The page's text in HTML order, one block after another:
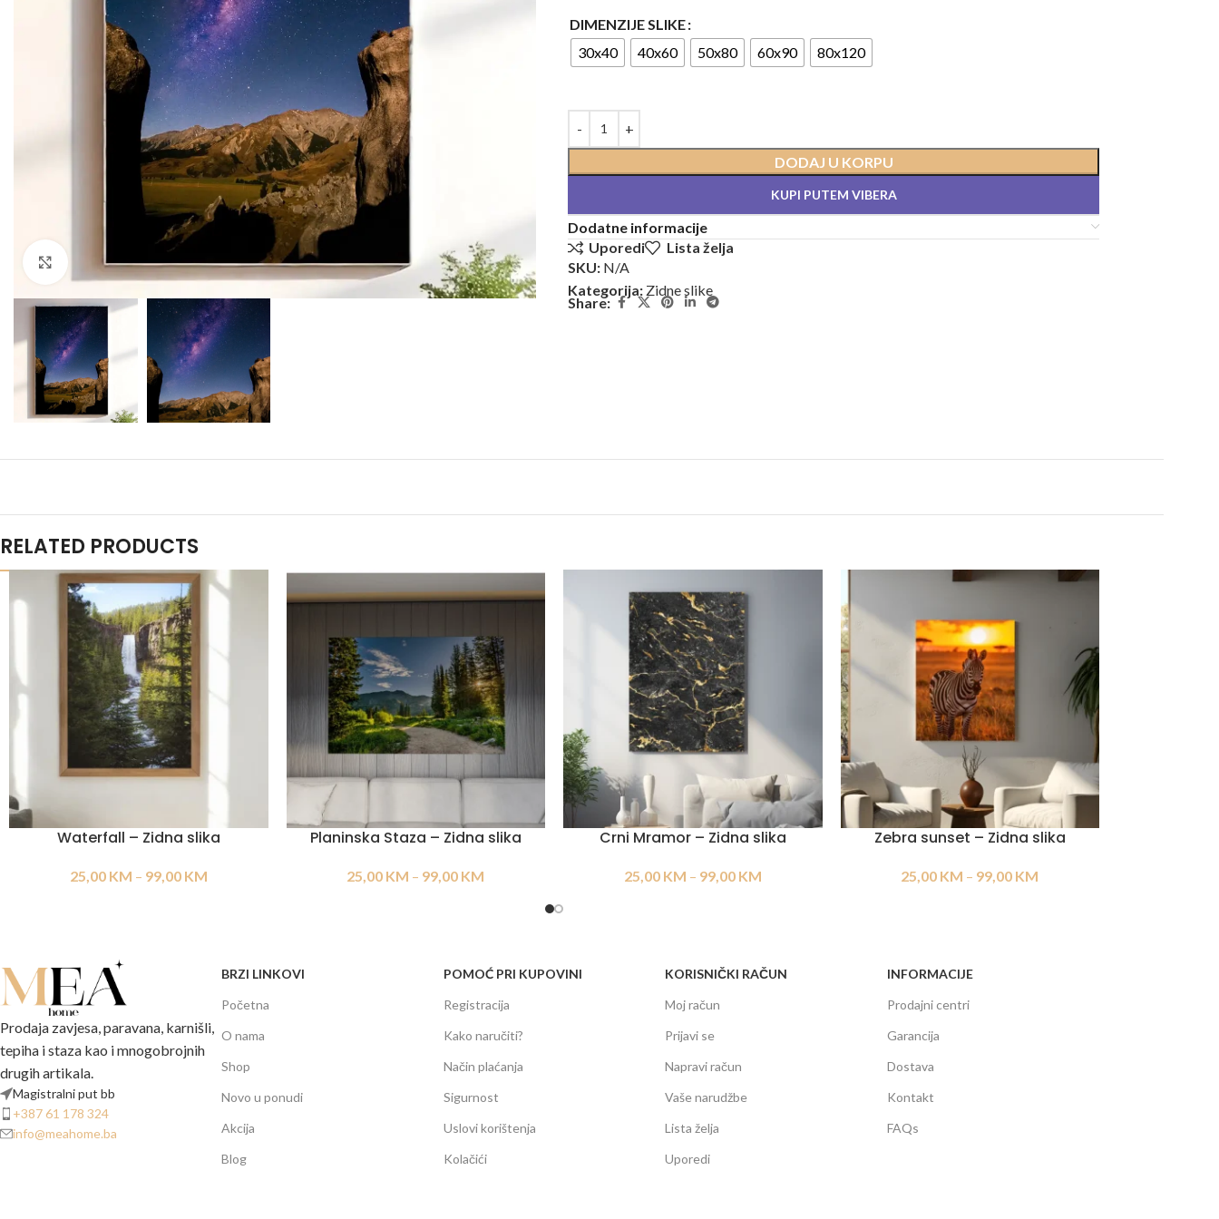
Click to enlarge
DIMENZIJE SLIKE
30x40
40x60 50x80 60x90 80x120
DODAJ U KORPU
KUPI PUTEM VIBERA
Dodatne informacije
Uporedi
Lista želja
SKU: N/A
Kategorija: Zidne slike
Share:
RELATED PRODUCTS
Waterfall – Zidna slika
25,00 KM – 99,00 KM
Planinska Staza – Zidna slika
25,00 KM – 99,00 KM
Crni Mramor – Zidna slika
25,00 KM – 99,00 KM
Zebra sunset – Zidna slika
25,00 KM – 99,00 KM
Prodaja zavjesa, paravana, karnišli,
tepiha i staza kao i mnogobrojnih
drugih artikala.
Magistralni put bb
+387 61 178 324
info@meahome.ba
BRZI LINKOVI
Početna
O nama
Shop
Novo u ponudi
Akcija
Blog
POMOĆ PRI KUPOVINI
Registracija
Kako naručiti?
Način plaćanja
Sigurnost
Uslovi korištenja
Kolačići
KORISNIČKI RAČUN
Moj račun
Prijavi se
Napravi račun
Vaše narudžbe
Lista želja
Uporedi
INFORMACIJE
Prodajni centri
Garancija
Dostava
Kontakt
FAQs